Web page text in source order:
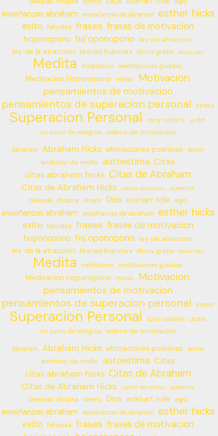
dinero
enseñanzas abraham enseñanzas de abraham esther hicks
exito felicidad frases frases de motivacion
hoponopono ho’oponopono ley de atraccion
ley de la atraccion libertad financiera libros gratis louise hay
Medita meditacion meditaciones guiadas
Meditacion Hoponopono metas Motivacion
pensamientos de motivacion
pensamientos de superacion personal stress
Superacion Personal tony robbins
ucdm
un curso de milagros
videos de motivacion
Abraham Abraham Hicks afirmaciones positivas
amor
anthony de mello
autoestima Citas
citas abraham hicks Citas de Abraham
Citas de Abraham Hicks control del estress cuentos
deepak chopra dinero Dios eckhart tolle ego
enseñanzas abraham enseñanzas de abraham esther hicks
exito felicidad frases frases de motivacion
hoponopono ho’oponopono ley de atraccion
ley de la atraccion libertad financiera libros gratis louise hay
Medita meditacion meditaciones guiadas
Meditacion Hoponopono metas Motivacion
pensamientos de motivacion
pensamientos de superacion personal stress
Superacion Personal tony robbins
ucdm
un curso de milagros
videos de motivacion
Abraham Abraham Hicks afirmaciones positivas
amor
anthony de mello
autoestima Citas
citas abraham hicks Citas de Abraham
Citas de Abraham Hicks control del estress cuentos
deepak chopra dinero Dios eckhart tolle ego
enseñanzas abraham enseñanzas de abraham esther hicks
exito felicidad frases frases de motivacion